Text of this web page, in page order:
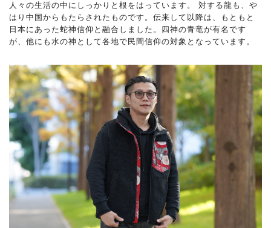
人々の生活の中にしっかりと根をはっています。 対する龍も、や
はり中国からもたらされたものです。伝来して以降は、もともと
日本にあった蛇神信仰と融合しました。四神の青竜が有名です
が、他にも水の神として各地で民間信仰の対象となっています。